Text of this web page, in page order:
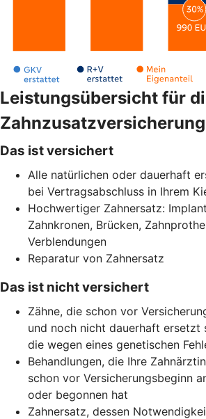
Leistungsübersicht für
Das ist versichert
Alle natürlichen oder dauerhaft
bei Vertragsabschluss in Ihrem
Hochwertiger Zahnersatz:
Zahnkronen, Brücken,
Verblendungen
Reparatur von Zahnersatz
Das ist nicht versichert
Zähne, die schon vor
und noch nicht dauerhaft ersetzt
die wegen eines genetischen
Behandlungen, die Ihre
schon vor Versicherungsbeginn
oder begonnen hat
Zahnersatz, dessen